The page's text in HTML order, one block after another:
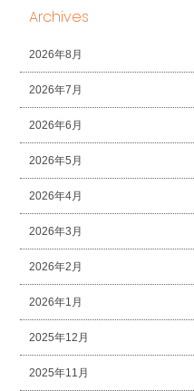
Archives
2026年8月
2026年7月
2026年6月
2026年5月
2026年4月
2026年3月
2026年2月
2026年1月
2025年12月
2025年11月